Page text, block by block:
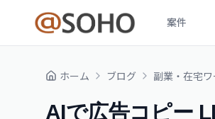
案件
ホーム ブログ 副業・在宅ワ
AIで広告コピー